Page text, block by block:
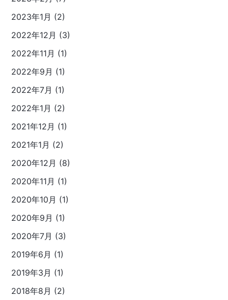
2023年1月 (2)
2022年12月 (3)
2022年11月 (1)
2022年9月 (1)
2022年7月 (1)
2022年1月 (2)
2021年12月 (1)
2021年1月 (2)
2020年12月 (8)
2020年11月 (1)
2020年10月 (1)
2020年9月 (1)
2020年7月 (3)
2019年6月 (1)
2019年3月 (1)
2018年8月 (2)